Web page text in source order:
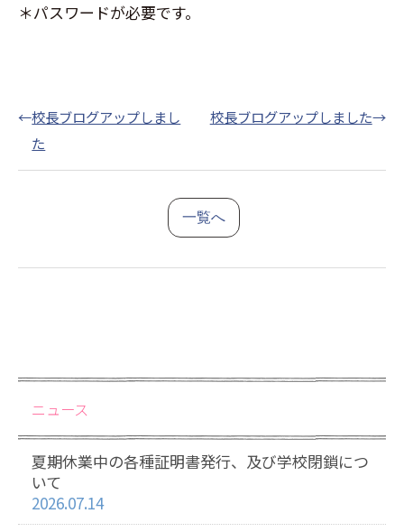
＊パスワードが必要です。
←校長ブログアップしまし
た
校長ブログアップしました→
一覧へ
ニュース
夏期休業中の各種証明書発行、及び学校閉鎖につ
いて
2026.07.14